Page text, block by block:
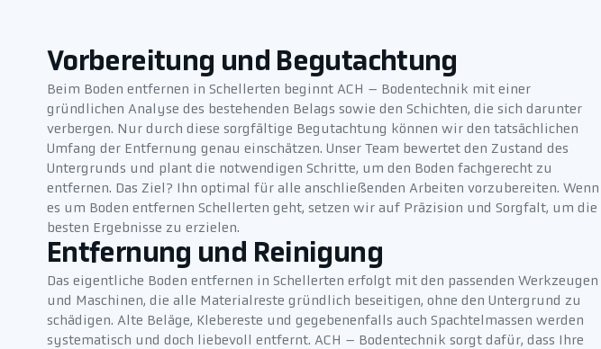
Vorbereitung und Begutachtung
Beim Boden entfernen in Schellerten beginnt ACH – Bodentechnik mit einer
gründlichen Analyse des bestehenden Belags sowie den Schichten, die sich darunter
verbergen. Nur durch diese sorgfältige Begutachtung können wir den tatsächlichen
Umfang der Entfernung genau einschätzen. Unser Team bewertet den Zustand des
Untergrunds und plant die notwendigen Schritte, um den Boden fachgerecht zu
entfernen. Das Ziel? Ihn optimal für alle anschließenden Arbeiten vorzubereiten. Wenn
es um Boden entfernen Schellerten geht, setzen wir auf Präzision und Sorgfalt, um die
besten Ergebnisse zu erzielen.
Entfernung und Reinigung
Das eigentliche Boden entfernen in Schellerten erfolgt mit den passenden Werkzeugen
und Maschinen, die alle Materialreste gründlich beseitigen, ohne den Untergrund zu
schädigen. Alte Beläge, Klebereste und gegebenenfalls auch Spachtelmassen werden
systematisch und doch liebevoll entfernt. ACH – Bodentechnik sorgt dafür, dass Ihre